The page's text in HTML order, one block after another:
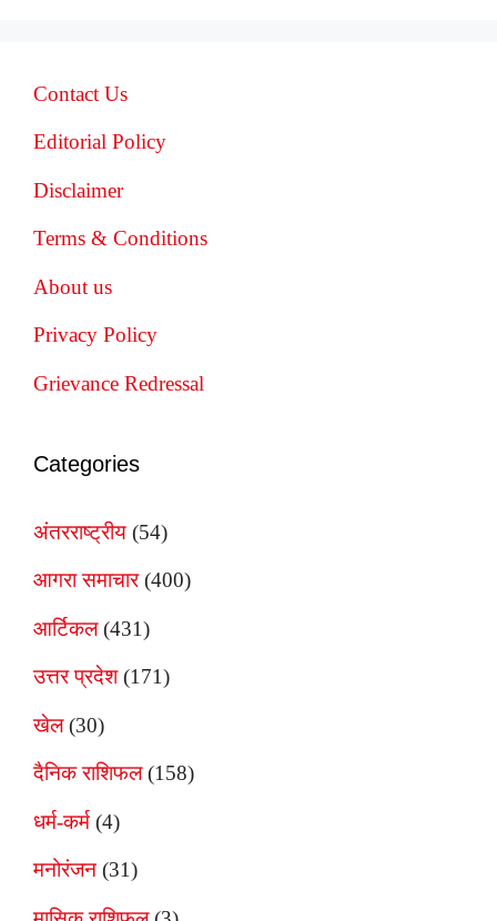
Contact Us
Editorial Policy
Disclaimer
Terms & Conditions
About us
Privacy Policy
Grievance Redressal
Categories
अंतरराष्ट्रीय (54)
आगरा समाचार(400)
आर्टिकल(431)
उत्तर प्रदेश(171)
खेल(30)
दैनिक राशिफल(158)
धर्म-कर्म (4)
मनोरंजन (31)